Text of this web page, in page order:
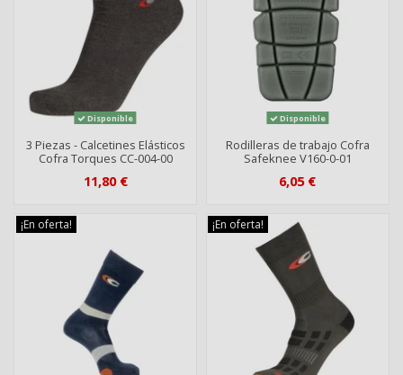
Disponible
3 Piezas - Calcetines Elásticos
Cofra Torques CC-004-00
11,80 €
Disponible
Rodilleras de trabajo Cofra
Safeknee V160-0-01
6,05 €
¡En oferta! ¡En oferta!